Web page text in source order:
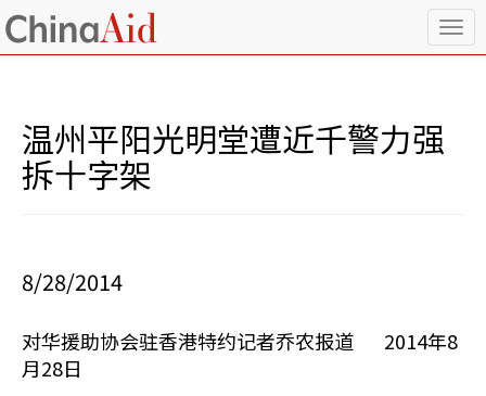
T
o
o
n
温州平阳光明堂遭近千警力强
拆十字架
8/28/2014
对华援助协会驻香港特约记者乔农报道 2014年8
月28日